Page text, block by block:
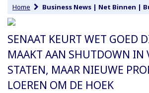
Home Business News | Net Binnen |
SENAAT KEURT WET GOED
MAAKT AAN SHUTDOWN IN
STATEN, MAAR NIEUWE
LOEREN OM DE HOEK